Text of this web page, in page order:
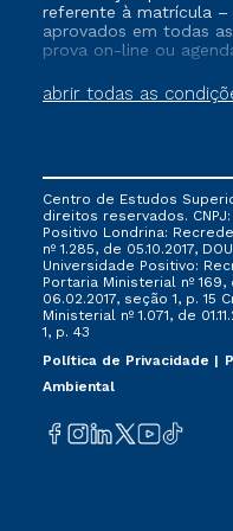
abrir todas as
referente à matrícula
aprovados em todas
prova on-line ou
vigente, que ainda não
tenham cancelado ou
via FIES, Prouni e
não se acumula com
ofertada pela
Centro de Estudos
direitos reservados. CNPJ:
Positivo Londrina:
nº 1.285, de 05.10.2017,
Universidade Positivo:
Portaria Ministerial nº 169,
06.02.2017, seção 1, p. 15
Ministerial nº 1.071, de
1, p. 43
Política de Privacidade
Ambiental